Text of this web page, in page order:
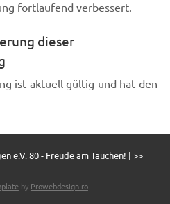
fortlaufend verbessert.
dieser
ist aktuell gültig und hat den
e.V. 80 - Freude am Tauchen! | >>
by Prowebdesign.ro